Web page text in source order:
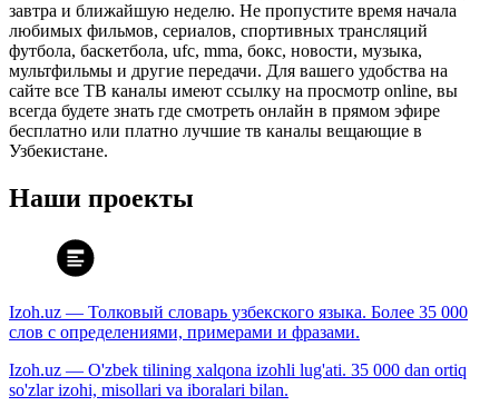
завтра и ближайшую неделю. Не пропустите время начала
любимых фильмов, сериалов, спортивных трансляций
футбола, баскетбола, ufc, mma, бокс, новости, музыка,
мультфильмы и другие передачи. Для вашего удобства на
сайте все ТВ каналы имеют ссылку на просмотр online, вы
всегда будете знать где смотреть онлайн в прямом эфире
бесплатно или платно лучшие тв каналы вещающие в
Узбекистане.
Наши проекты
Izoh.uz — Толковый словарь узбекского языка. Более 35 000
слов с определениями, примерами и фразами.
Izoh.uz — O'zbek tilining xalqona izohli lug'ati. 35 000 dan ortiq
so'zlar izohi, misollari va iboralari bilan.